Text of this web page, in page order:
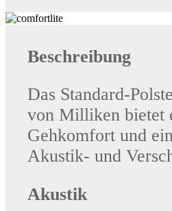
Beschreibung
Das Standard-
von Milliken bietet
Gehkomfort und
Akustik- und
Akustik